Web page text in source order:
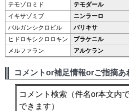
テモゾロミド テモダール
イキサゾミブ
ニンラーロ
バルガンシクロビル
バリキサ
ヒドロキシクロロキン
プラケニル
メルファラン
アルケラン
コメントor補足情報orご指摘あ
コメント検索 （件名or本文内
できます）